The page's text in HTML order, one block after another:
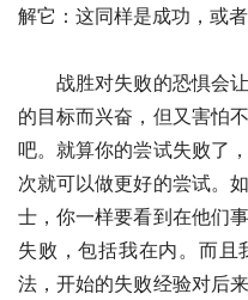
解它：这同样是成功，或者
战胜对失败的恐惧会让
的目标而兴奋，但又害怕
吧。就算你的尝试失败了
次就可以做更好的尝试。
士，你一样要看到在他们
失败，包括我在内。而
法，开始的失败经验对后